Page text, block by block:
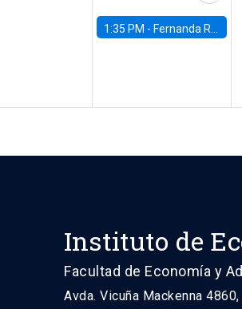
1:35 PM - Fernanda Rojas Ampuero, University of Wisconsin-Madison
Instituto de
Facultad de Economía y
Avda. Vicuña Mackenna